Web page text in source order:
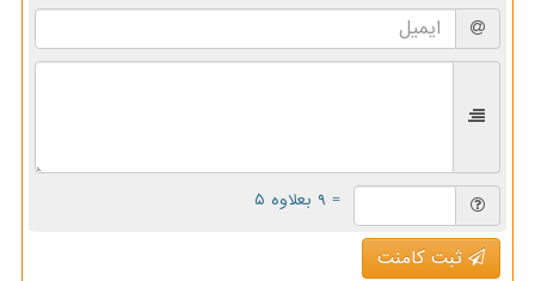
= ۹ بعلاوه ۵
ثبت کامنت